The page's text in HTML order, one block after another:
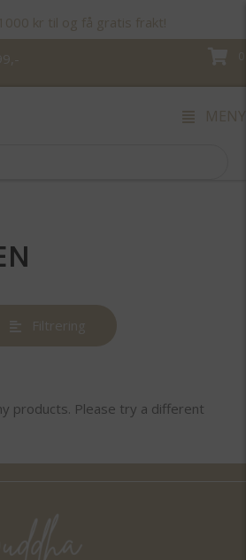
kr til og få gratis frakt!
MENY
Filtrering
products. Please try a different